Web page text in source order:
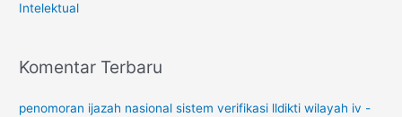
Intelektual
Komentar Terbaru
penomoran ijazah nasional sistem verifikasi lldikti wilayah iv -